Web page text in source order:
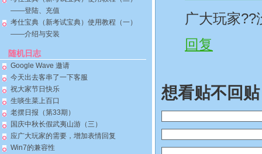
——登陆、充值
考仕宝典（新考试宝典）使用教程（一）
——介绍与安装
随机日志
Google Wave 邀请
今天出去客串了一下客服
祝大家节日快乐
生啖生菜上百口
老摆日报（第33期）
国庆中秋长假武夷山游（三）
应广大玩家的需要，增加表情回复
Win7的兼容性
广大玩家??
回复
想看贴不回